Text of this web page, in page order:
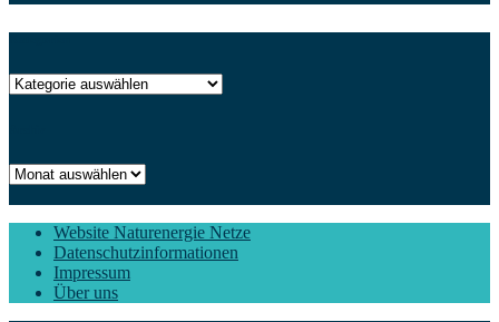
Kategorien
Archiv
Website Naturenergie Netze
Datenschutzinformationen
Impressum
Über uns